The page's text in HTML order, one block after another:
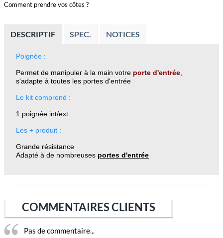
Comment prendre vos côtes ?
DESCRIPTIF SPEC. NOTICES
Poignée :
Permet de manipuler à la main votre porte d'entrée
s'adapte à toutes les portes d'entrée
Le kit comprend :
1 poignée int/ext
Les + produit :
Grande résistance
Adapté à de nombreuses portes d'entrée
COMMENTAIRES CLIENTS
Pas de commentaire...